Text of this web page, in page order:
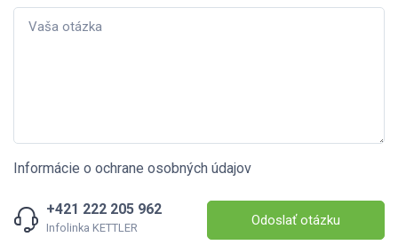
Informácie o ochrane osobných údajov
+421 222 205 962
Infolinka KETTLER Odoslať otázku